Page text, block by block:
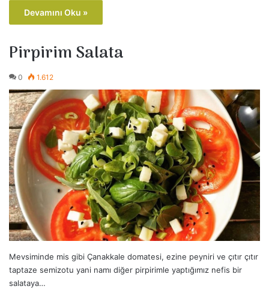
Devamını Oku »
Pirpirim Salata
0 1.612
Mevsiminde mis gibi Çanakkale domatesi, ezine peyniri ve çıtır çıtır
taptaze semizotu yani namı diğer pirpirimle yaptığımız nefis bir
salataya…